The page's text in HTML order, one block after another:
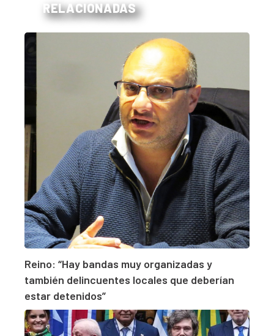
RELACIONADAS
Reino: “Hay bandas muy organizadas y
también delincuentes locales que deberían
estar detenidos”